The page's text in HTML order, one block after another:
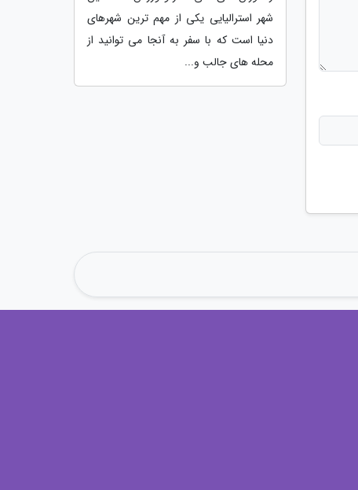
شهر استرالیایی یکی از مهم ترین شهرهای
دنیا است که با سفر به آنجا می توانید از
محله های جالب و...